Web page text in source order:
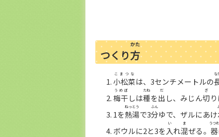
つくり方
かた
小松菜
こまつな
は、3センチメートルの
な
梅干
うめぼ
しは種
たね
を出
だ
し、みじん切
ぎ
1を熱湯
ねっとう
で3分
ふん
ゆで、ザルにあけ
ボウルに2と3を 入
い
れ混
ま
ぜる。 器
うつわ